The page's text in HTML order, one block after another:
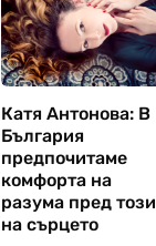
Катя Антонова: В
България
предпочитаме
комфорта на
разума пред този
на сърцето